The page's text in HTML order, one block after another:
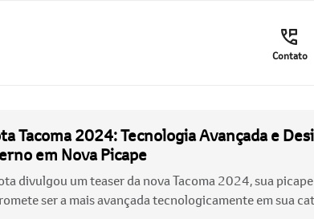
Contato
Tacoma 2024: Tecnologia Avançada e
em Nova Picape
divulgou um teaser da nova Tacoma 2024, sua
ser a mais avançada tecnologicamente em sua